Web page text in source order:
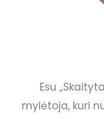
Esu
mylėtoja, kuri